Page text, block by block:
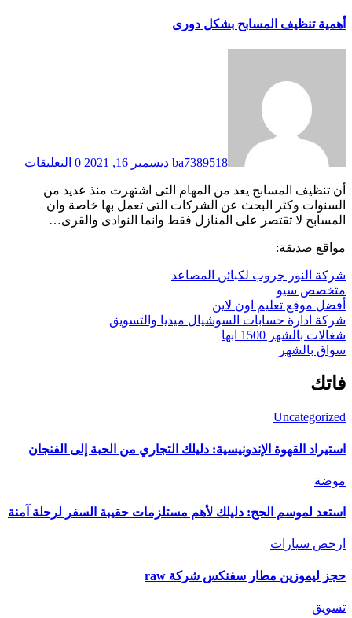
أهمية تنظيف المسابح بشكل دورى
ba7389518 ديسمبر 16, 2021 0 التعليقات
السنوات وكثر البحث عن الشركات التى تعمل بها خاصة وان
المسابح لا تقتصر على المنازل فقط وانما النوادى والقرى…
مواقع صديقة:
شركة النور جروب لكبائن المصاعد
متخصص سيو
أفضل موقع تعليم اون لاين
شركة ادارة حسابات السوشيال ميديا والتسويق
شغالات بالشهر 1500 ابها
سواق بالشهر
فاتك
Uncategorized
استيراد القهوة الإندونيسية: دليلك التجاري من الحبة إلى الفنجان
موضة
استعد لموسم الحج: دليلك لأهم مستلزمات حقيبة السفر لرحلة آمنة
ارخص سيارات
حجز ليموزين مطار سفنكس شركة raw
تسويق